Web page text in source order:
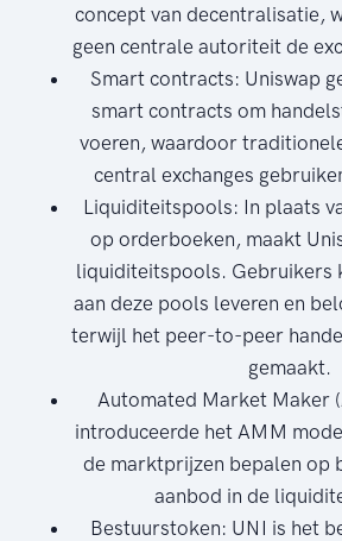
concept van decentralisatie,
geen centrale autoriteit de
Smart contracts: Uniswap
smart contracts om
voeren, waardoor
central exchanges
Liquiditeitspools: In plaats
op orderboeken, maakt
liquiditeitspools. Gebruikers
aan deze pools leveren en
terwijl het peer-to-peer
gemaakt.
Automated Market Maker
introduceerde het AMM
de marktprijzen bepalen op
aanbod in de
Bestuurstoken: UNI is het